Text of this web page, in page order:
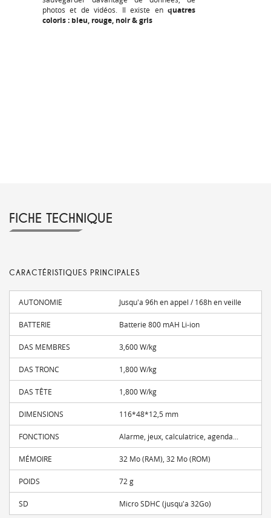
photos et de vidéos. Il existe en quatres
coloris : bleu, rouge, noir & gris
FICHE TECHNIQUE
CARACTÉRISTIQUES PRINCIPALES
AUTONOMIE Jusqu'a 96h en appel / 168h en veille
BATTERIE Batterie 800 mAH Li-ion
DAS MEMBRES 3,600 W/kg
DAS TRONC 1,800 W/kg
DAS TÊTE 1,800 W/kg
DIMENSIONS 116*48*12,5 mm
FONCTIONS Alarme, jeux, calculatrice, agenda...
MÉMOIRE 32 Mo (RAM), 32 Mo (ROM)
POIDS 72 g
SD Micro SDHC (jusqu'a 32Go)